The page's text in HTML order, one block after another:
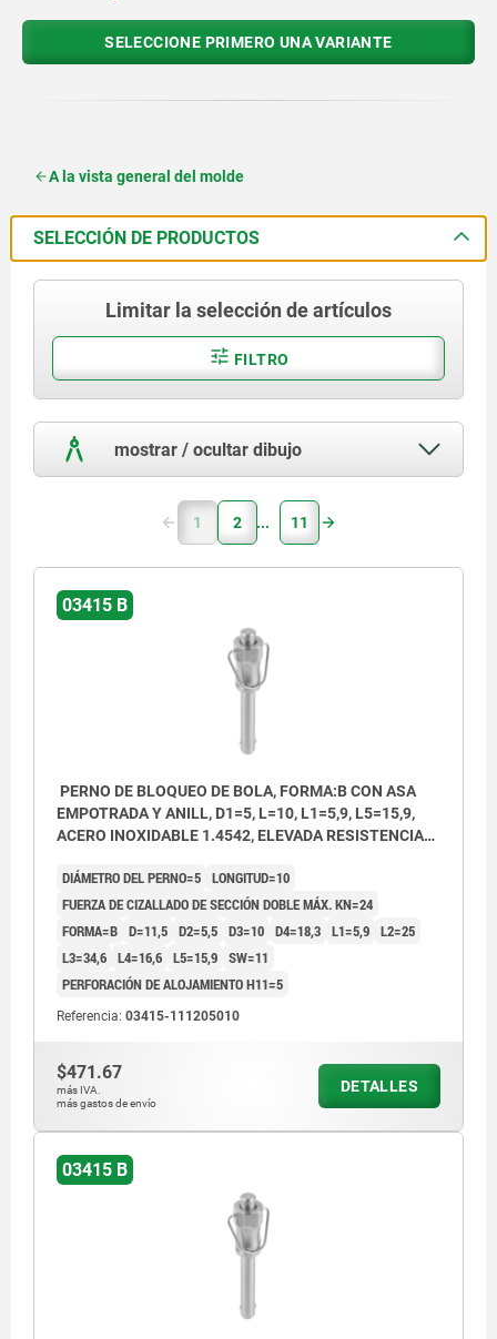
SELECCIONE PRIMERO UNA VARIANTE
A la vista general del molde
SELECCIÓN DE PRODUCTOS
Limitar la selección de artículos
FILTRO
mostrar / ocultar dibujo
1 2 11
03415 B
PERNO DE BLOQUEO DE BOLA, FORMA:B CON ASA
EMPOTRADA Y ANILL, D1=5, L=10, L1=5,9, L5=15,9,
ACERO INOXIDABLE 1.4542, ELEVADA RESISTENCIA
DIÁMETRO DEL PERNO=5 LONGITUD=10
FUERZA DE CIZALLADO DE SECCIÓN DOBLE MÁX. KN=24
FORMA=B D=11,5 D2=5,5 D3=10 D4=18,3 L1=5,9 L2=25
L3=34,6 L4=16,6 L5=15,9 SW=11
PERFORACIÓN DE ALOJAMIENTO H11=5
Referencia: 03415-111205010
$471.67
más IVA.
más gastos de envío
DETALLES
03415 B